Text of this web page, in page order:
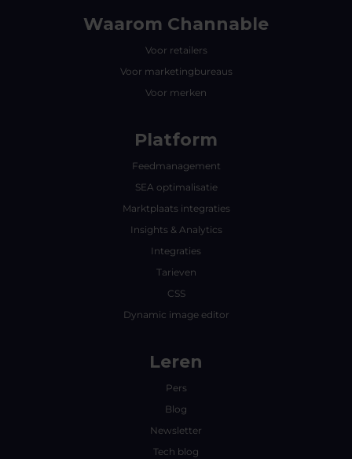
Waarom Channable
Voor retailers
Voor marketingbureaus
Voor merken
Platform
Feedmanagement
SEA optimalisatie
Marktplaats integraties
Insights & Analytics
Integraties
Tarieven
CSS
Dynamic image editor
Leren
Pers
Blog
Newsletter
Tech blog